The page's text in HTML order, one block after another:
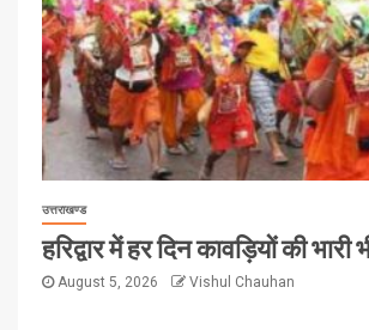
उत्तराखण्ड
हरिद्वार में हर दिन कावड़ियों की भारी
August 5, 2026 Vishul Chauhan